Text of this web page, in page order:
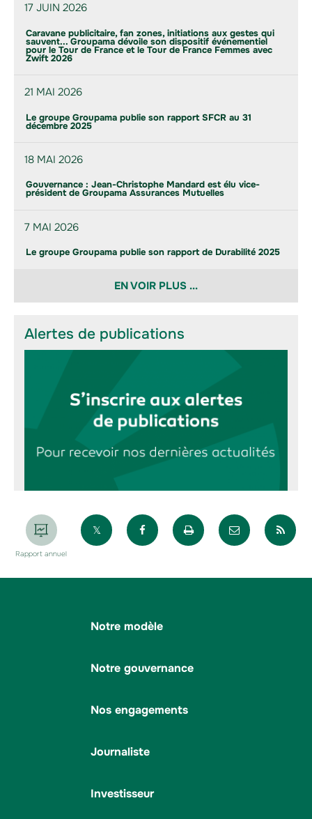
17 JUIN 2026
Caravane publicitaire, fan zones, initiations aux gestes qui
sauvent... Groupama dévoile son dispositif événementiel
pour le Tour de France et le Tour de France Femmes avec
Zwift 2026
21 MAI 2026
Le groupe Groupama publie son rapport SFCR au 31
décembre 2025
18 MAI 2026
Gouvernance : Jean-Christophe Mandard est élu vice-
président de Groupama Assurances Mutuelles
7 MAI 2026
Le groupe Groupama publie son rapport de Durabilité 2025
EN VOIR PLUS ...
Alertes de publications
Rapport annuel
Partager sur XPartager sur Facebook
Imprimer la pageEnvoyer
Notre modèle
Notre gouvernance
Nos engagements
Journaliste
Investisseur